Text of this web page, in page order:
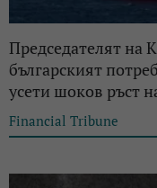
Председателят на
българският
усети шоков ръст
Financial Tribune